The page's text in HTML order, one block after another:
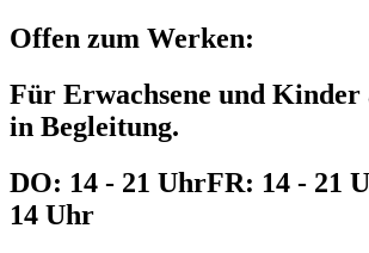
Offen zum Werken:
Für Erwachsene und Kinder
in Begleitung.
DO: 14 - 21 UhrFR: 14 - 21
14 Uhr